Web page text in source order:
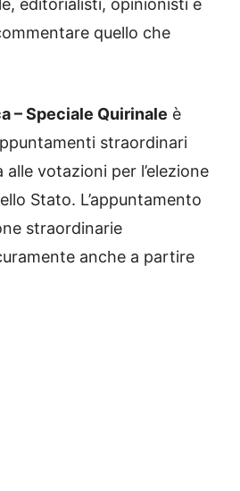
editorialisti, opinionisti e
quello che
– Speciale Quirinale è
straordinari
votazioni per l’elezione
Stato. L’appuntamento
straordinarie
anche a partire